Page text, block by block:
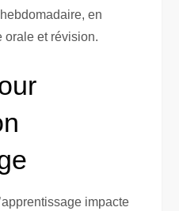
en
orale et révision.
impacte